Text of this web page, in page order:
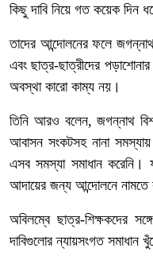
কিছু দাবি নিয়ে গত কয়েক দিন
তাদের আন্দোলনের ফলে জগন্নাথ
এবং ছাত্র-ছাত্রীদের
অবস্থা কারো কাম্য নয়।
তিনি আরও বলেন, জগন্নাথ
আবাসন সংকটসহ নানা
এসব সমস্যা সমাধান করেনি।
আদায়ের জন্য আন্দোলনে নামতে
অবিলম্বে ছাত্র-শিক্ষকদের
দাবিগুলোর ন্যায়সংগত সমাধান